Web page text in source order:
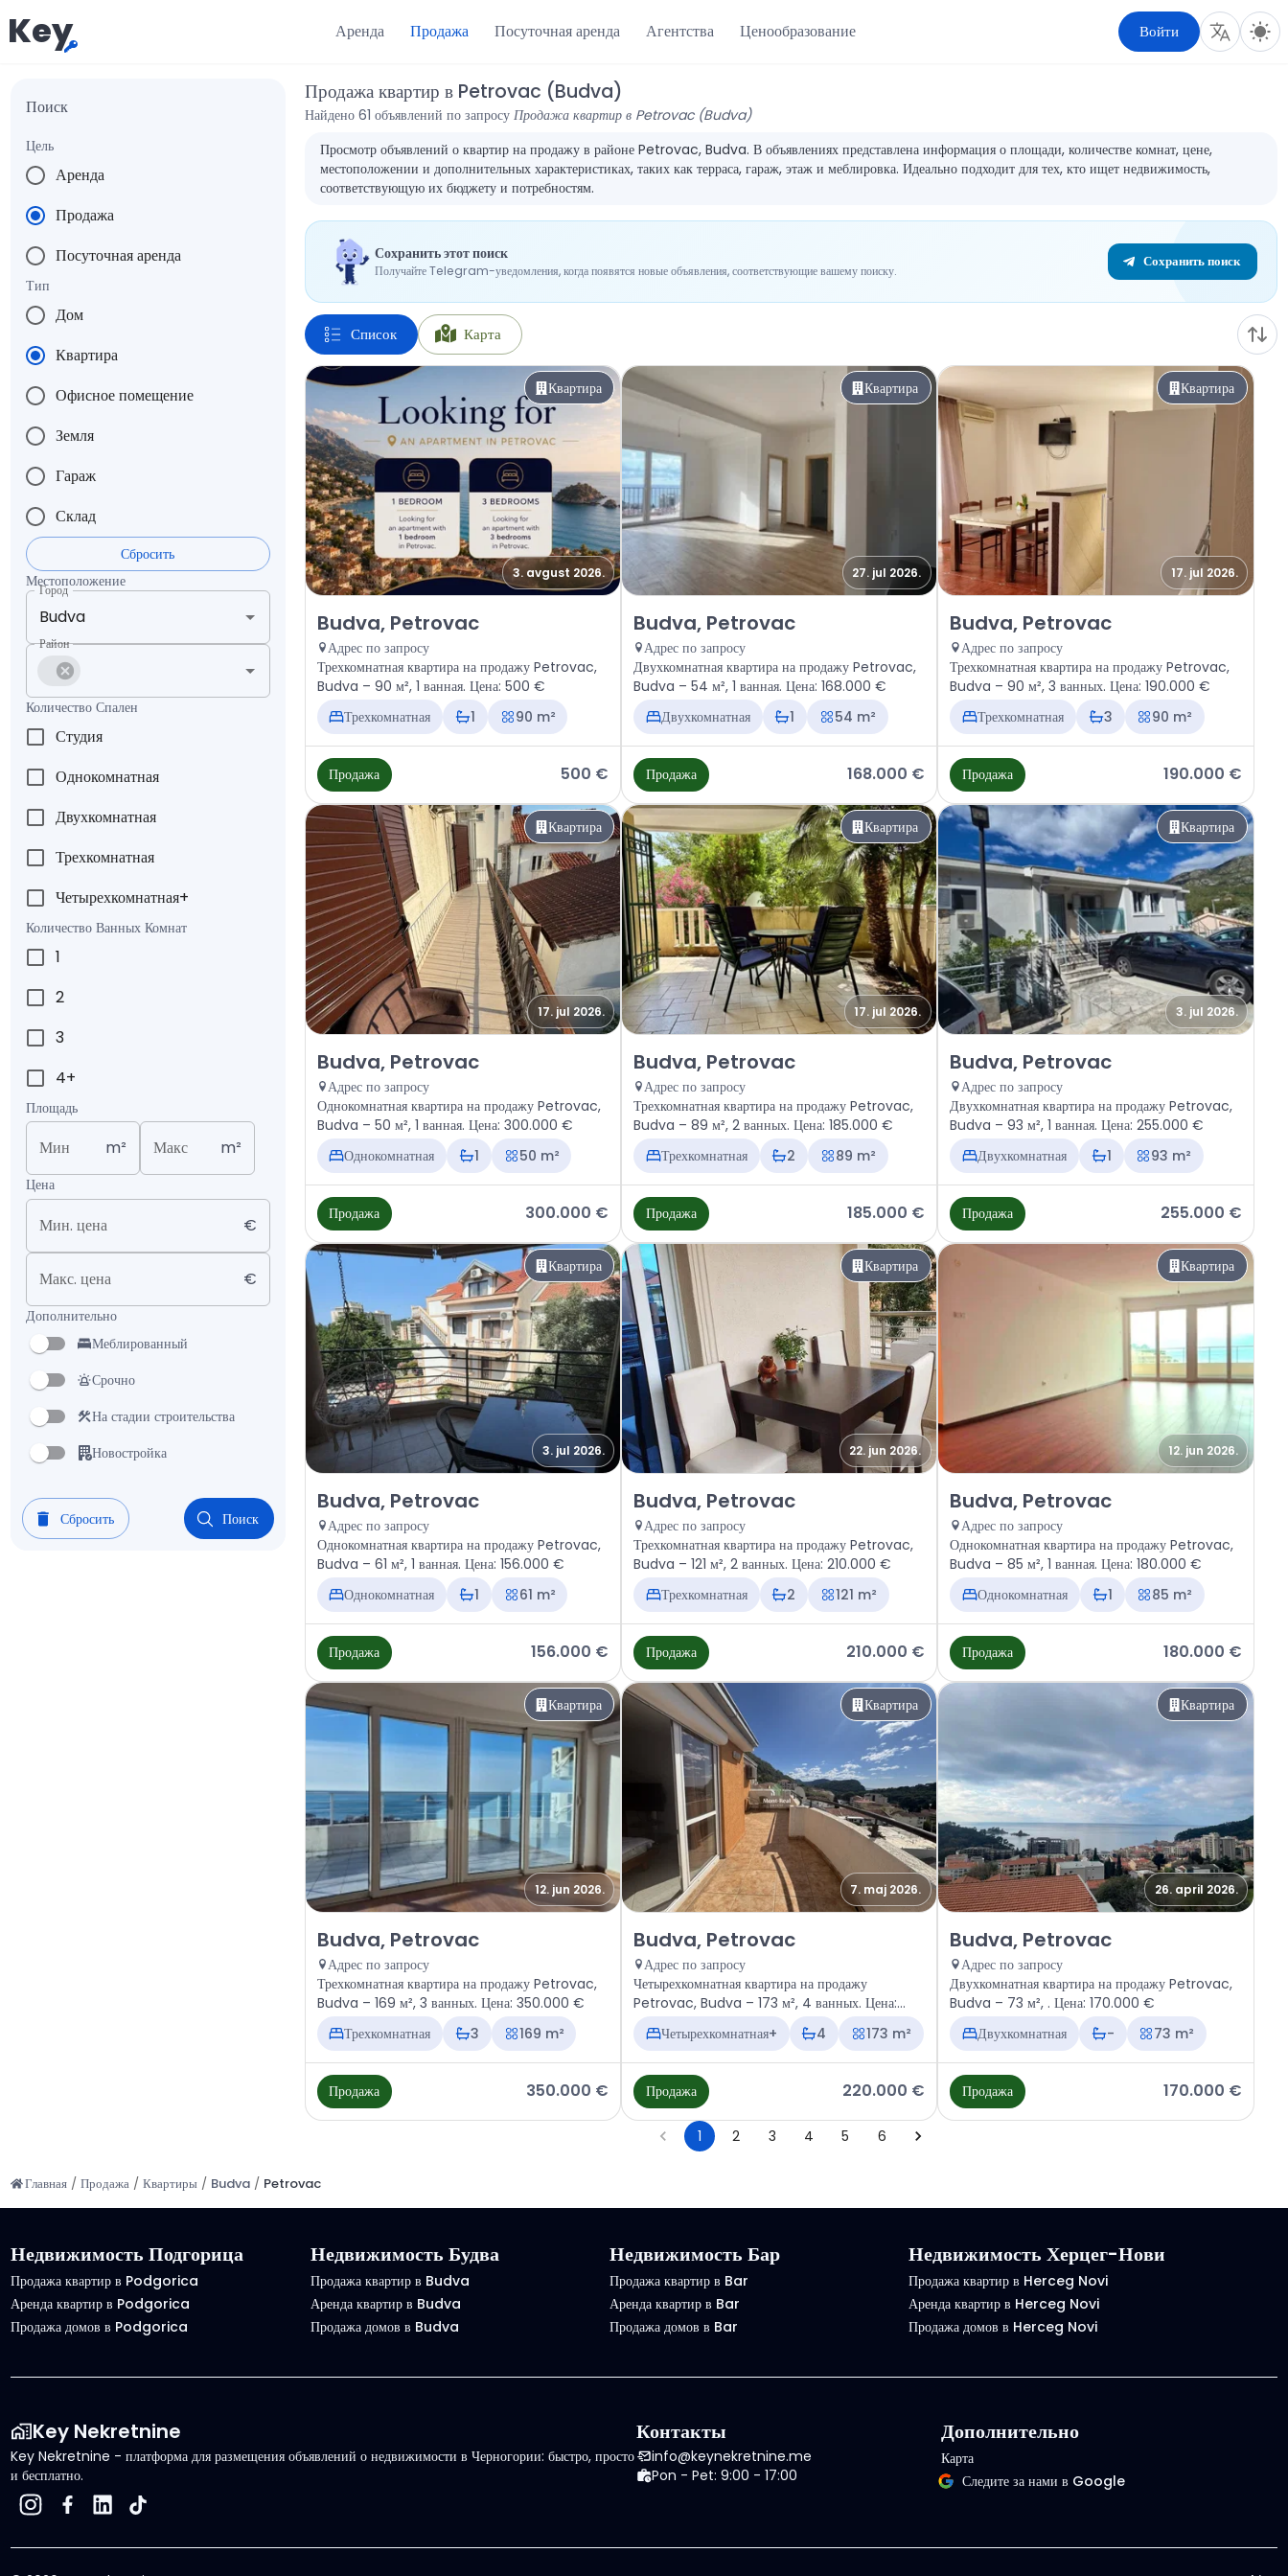
Key Аренда Продажа Посуточная аренда Агентства Ценообразование Войти
Поиск
Цель
Аренда
Продажа
Посуточная аренда
Тип
Дом
Квартира
Офисное помещение
Земля
Гараж
Склад
Сбросить
Местоположение
Город
Район
Количество Спален
Студия
Однокомнатная
Двухкомнатная
Трехкомнатная
Четырехкомнатная+
Количество Ванных Комнат
1
2
3
4+
Площадь
Мин m² Макс m²
Цена
Мин. цена €
Макс. цена €
Дополнительно
Меблированный
Срочно
На стадии строительства
Новостройка
Сбросить Поиск
Продажа квартир в Petrovac (Budva)
Найдено 61 объявлений по запросу Продажа квартир в Petrovac (Budva)
Просмотр объявлений о квартир на продажу в районе Petrovac, Budva. В объявлениях представлена информация о площади, количестве комнат, цене,
местоположении и дополнительных характеристиках, таких как терраса, гараж, этаж и меблировка. Идеально подходит для тех, кто ищет недвижимость,
соответствующую их бюджету и потребностям.
Сохранить этот поиск
Получайте Telegram-уведомления, когда появятся новые объявления, соответствующие вашему поиску.
Сохранить поиск
Список Карта
Квартира
3. avgust 2026.
Продажа - Квартира Budva, Petrovac
Budva, Petrovac
Адрес по запросу
Трехкомнатная квартира на продажу Petrovac,
Budva – 90 м², 1 ванная. Цена: 500 €
Трехкомнатная
1 90 m²
Продажа 500 €
Квартира
27. jul 2026.
Продажа - Квартира Budva, Petrovac
Budva, Petrovac
Адрес по запросу
Двухкомнатная квартира на продажу Petrovac,
Budva – 54 м², 1 ванная. Цена: 168.000 €
Двухкомнатная
1 54 m²
Продажа 168.000 €
Квартира
17. jul 2026.
Продажа - Квартира Budva, Petrovac
Budva, Petrovac
Адрес по запросу
Трехкомнатная квартира на продажу Petrovac,
Budva – 90 м², 3 ванных. Цена: 190.000 €
Трехкомнатная
3 90 m²
Продажа 190.000 €
Квартира
17. jul 2026.
Продажа - Квартира Budva, Petrovac
Budva, Petrovac
Адрес по запросу
Однокомнатная квартира на продажу Petrovac,
Budva – 50 м², 1 ванная. Цена: 300.000 €
Однокомнатная
1 50 m²
Продажа 300.000 €
Квартира
17. jul 2026.
Продажа - Квартира Budva, Petrovac
Budva, Petrovac
Адрес по запросу
Трехкомнатная квартира на продажу Petrovac,
Budva – 89 м², 2 ванных. Цена: 185.000 €
Трехкомнатная
2 89 m²
Продажа 185.000 €
Квартира
3. jul 2026.
Продажа - Квартира Budva, Petrovac
Budva, Petrovac
Адрес по запросу
Двухкомнатная квартира на продажу Petrovac,
Budva – 93 м², 1 ванная. Цена: 255.000 €
Двухкомнатная
1 93 m²
Продажа 255.000 €
Квартира
3. jul 2026.
Продажа - Квартира Budva, Petrovac
Budva, Petrovac
Адрес по запросу
Однокомнатная квартира на продажу Petrovac,
Budva – 61 м², 1 ванная. Цена: 156.000 €
Однокомнатная
1 61 m²
Продажа 156.000 €
Квартира
22. jun 2026.
Продажа - Квартира Budva, Petrovac
Budva, Petrovac
Адрес по запросу
Трехкомнатная квартира на продажу Petrovac,
Budva – 121 м², 2 ванных. Цена: 210.000 €
Трехкомнатная
2 121 m²
Продажа 210.000 €
Квартира
12. jun 2026.
Продажа - Квартира Budva, Petrovac
Budva, Petrovac
Адрес по запросу
Однокомнатная квартира на продажу Petrovac,
Budva – 85 м², 1 ванная. Цена: 180.000 €
Однокомнатная
1 85 m²
Продажа 180.000 €
Квартира
12. jun 2026.
Продажа - Квартира Budva, Petrovac
Budva, Petrovac
Адрес по запросу
Трехкомнатная квартира на продажу Petrovac,
Budva – 169 м², 3 ванных. Цена: 350.000 €
Трехкомнатная
3 169 m²
Продажа 350.000 €
Квартира
7. maj 2026.
Продажа - Квартира Budva, Petrovac
Budva, Petrovac
Адрес по запросу
Четырехкомнатная квартира на продажу
Petrovac, Budva – 173 м², 4 ванных. Цена:
220.000 €
Четырехкомнатная+ 4 173 m²
Продажа 220.000 €
Квартира
26. april 2026.
Продажа - Квартира Budva, Petrovac
Budva, Petrovac
Адрес по запросу
Двухкомнатная квартира на продажу Petrovac,
Budva – 73 м², . Цена: 170.000 €
Двухкомнатная
- 73 m²
Продажа 170.000 €
1 2 3 4 5 6
Главная / Продажа / Квартиры / Budva / Petrovac
Недвижимость Подгорица
Продажа квартир в Podgorica
Аренда квартир в Podgorica
Продажа домов в Podgorica
Недвижимость Будва
Продажа квартир в Budva
Аренда квартир в Budva
Продажа домов в Budva
Недвижимость Бар
Продажа квартир в Bar
Аренда квартир в Bar
Продажа домов в Bar
Недвижимость Херцег-Нови
Продажа квартир в Herceg Novi
Аренда квартир в Herceg Novi
Продажа домов в Herceg Novi
Key Nekretnine
Key Nekretnine - платформа для размещения объявлений о недвижимости в Черногории: быстро, просто
и бесплатно.
Контакты
info@keynekretnine.me
Pon - Pet: 9:00 - 17:00
Дополнительно
Карта
Следите за нами в Google